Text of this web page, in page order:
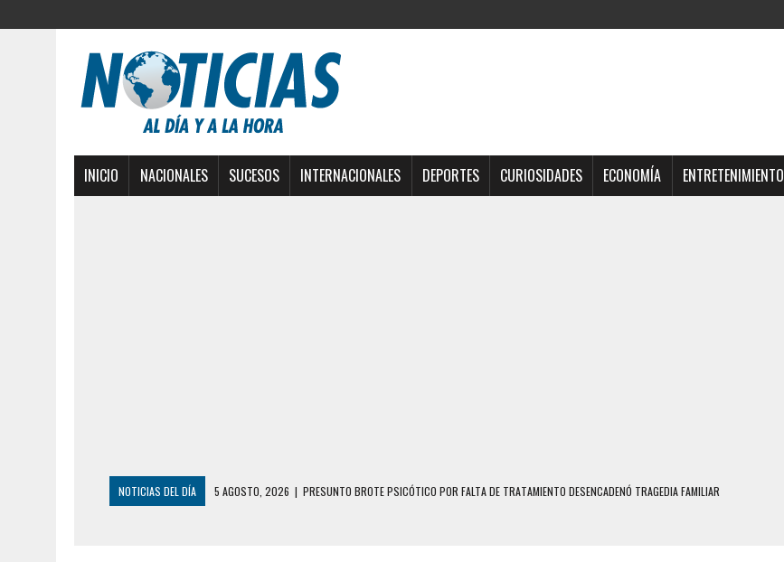
INICIO NACIONALES SUCESOS INTERNACIONALES DEPORTES CURIOSIDADES ECONOMÍA ENTRETENIMIENTO
NOTICIAS DEL DÍA 5 AGOSTO, 2026 | PRESUNTO BROTE PSICÓTICO POR FALTA DE TRATAMIENTO DESENCADENÓ TRAGEDIA FAMILIAR